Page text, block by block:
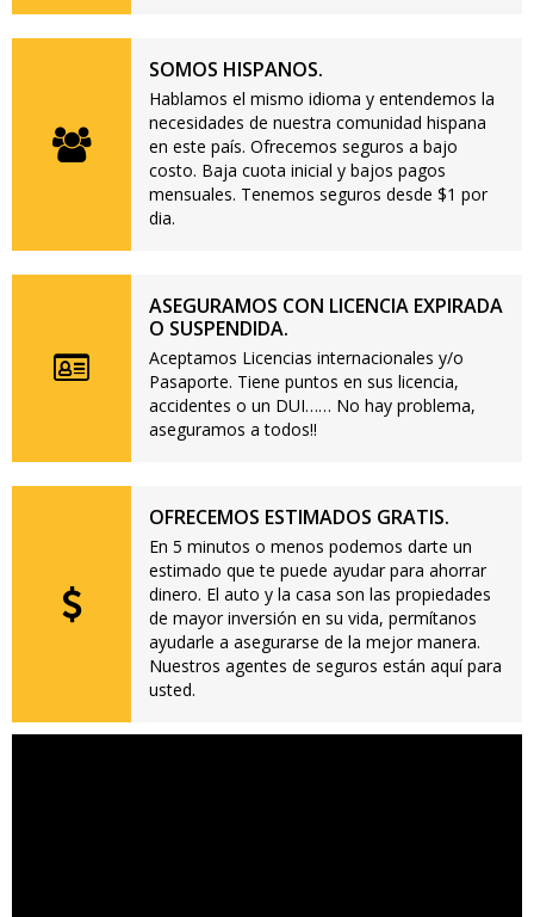
SOMOS HISPANOS.
Hablamos el mismo idioma y entendemos la
necesidades de nuestra comunidad hispana
en este país. Ofrecemos seguros a bajo
costo. Baja cuota inicial y bajos pagos
mensuales. Tenemos seguros desde $1 por
dia.
ASEGURAMOS CON LICENCIA EXPIRADA
O SUSPENDIDA.
Aceptamos Licencias internacionales y/o
Pasaporte. Tiene puntos en sus licencia,
accidentes o un DUI…… No hay problema,
aseguramos a todos!!
OFRECEMOS ESTIMADOS GRATIS.
En 5 minutos o menos podemos darte un
estimado que te puede ayudar para ahorrar
dinero. El auto y la casa son las propiedades
de mayor inversión en su vida, permítanos
ayudarle a asegurarse de la mejor manera.
Nuestros agentes de seguros están aquí para
usted.